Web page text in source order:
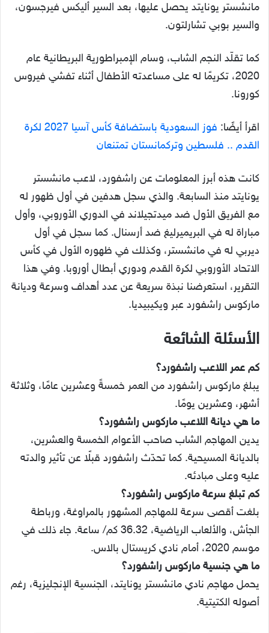
مانشستر يونايتد يحصل عليها، بعد السير أليكس فيرجسون،
والسير بوبي تشارلتون.
كما تقلّد النجم الشاب، وسام الإمبراطورية البريطانية عام
2020، تكريمًا له على مساعدته الأطفال أثناء تفشي فيروس
كورونا.
اقرأ أيضًا:
فوز السعودية باستضافة كأس آسيا 2027 لكرة
القدم .. فلسطين وتركمانستان تمتنعان
كانت هذه أبرز المعلومات عن راشفورد، لاعب مانشستر
يونايتد منذ السابعة. والذي سجل هدفين في أول ظهور له
مع الفريق الأول ضد ميدتجيلاند في الدوري الأوروبي، وأول
مباراة له في البريميرليغ ضد أرسنال. كما سجل في أول
ديربي له في مانشستر، وكذلك في ظهوره الأول في كأس
الاتحاد الأوروبي لكرة القدم ودوري أبطال أوروبا. وفي هذا
التقرير، استعرضنا نبذة سريعة عن عدد أهداف وسرعة وديانة
ماركوس راشفورد عبر ويكيبيديا.
الأسئلة الشائعة
كم عمر اللاعب راشفورد؟
يبلغ ماركوس راشفورد من العمر خمسةً وعشرين عامًا، وثلاثة
أشهر، وعشرين يومًا.
ما هي ديانة اللاعب ماركوس راشفورد؟
يدين المهاجم الشاب صاحب الأعوام الخمسة والعشرين،
بالديانة المسيحية. كما تحدّث راشفورد قبلًا عن تأثير والدته
عليه وعلى مبادئه.
كم تبلغ سرعة ماركوس راشفورد؟
بلغت أقصى سرعة للمهاجم المشهور بالمراوغة، ورباطة
الجأش، والألعاب الرياضية، 36.32 كم/ ساعة. جاء ذلك في
موسم 2020، أمام نادي كريستال بالاس.
ما هي جنسية ماركوس راشفورد؟
يحمل مهاجم نادي مانشستر يونايتد، الجنسية الإنجليزية، رغم
أصوله الكتيتية.